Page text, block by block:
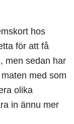
hos
för att få
men sedan har
med som
olika
in ännu mer